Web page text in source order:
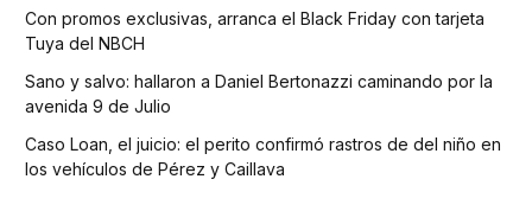
Con promos exclusivas, arranca el Black Friday con tarjeta
Tuya del NBCH
Sano y salvo: hallaron a Daniel Bertonazzi caminando por la
avenida 9 de Julio
Caso Loan, el juicio: el perito confirmó rastros de del niño en
los vehículos de Pérez y Caillava